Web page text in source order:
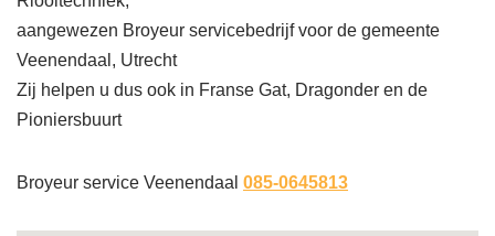
aangewezen Broyeur servicebedrijf voor de gemeente
Veenendaal, Utrecht
Zij helpen u dus ook in Franse Gat, Dragonder en de
Pioniersbuurt
Broyeur service Veenendaal 085-0645813